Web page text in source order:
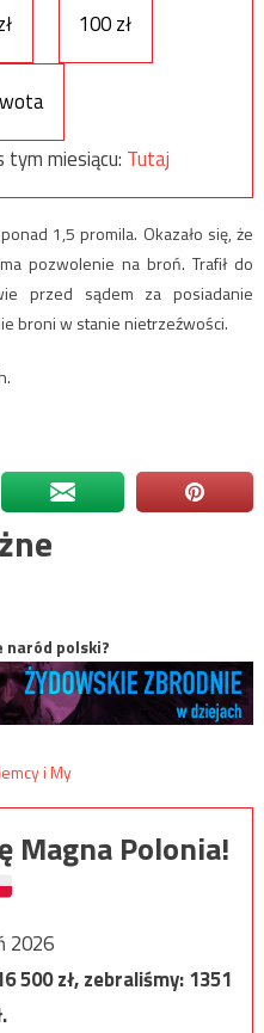
100 zł
tym miesiącu: Tutaj
1,5 promila. Okazało się, że
pozwolenie na broń. Trafił do
przed sądem za posiadanie
broni w stanie nietrzeźwości.
naród polski?
Magna Polonia!
2026
500zł, zebraliśmy:1351